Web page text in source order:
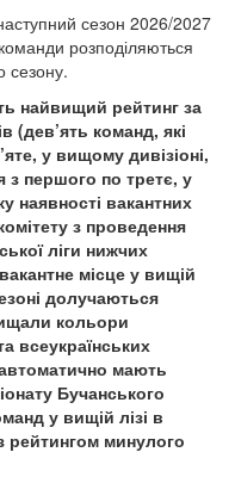
сезон 2026/2027
розподіляються
сезону.
найвищий рейтинг за
(дев’ять команд, які
у вищому дивізіоні,
з першого по третє, у
наявності вакантних
з проведення
ліги нижчих
місце у вищій
долучаються
кольори
всеукраїнських
мають
Бучанського
у вищій лізі в
рейтингом минулого